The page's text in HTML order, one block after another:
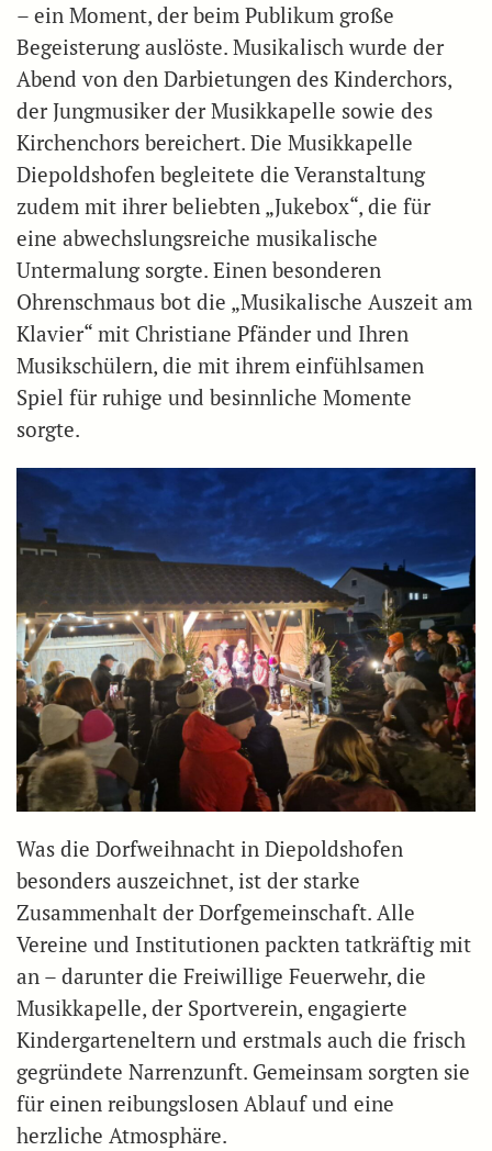
– ein Moment, der beim Publikum große
Begeisterung auslöste. Musikalisch wurde der
Abend von den Darbietungen des Kinderchors,
der Jungmusiker der Musikkapelle sowie des
Kirchenchors bereichert. Die Musikkapelle
Diepoldshofen begleitete die Veranstaltung
zudem mit ihrer beliebten „Jukebox“, die für
eine abwechslungsreiche musikalische
Untermalung sorgte. Einen besonderen
Ohrenschmaus bot die „Musikalische Auszeit am
Klavier“ mit Christiane Pfänder und Ihren
Musikschülern, die mit ihrem einfühlsamen
Spiel für ruhige und besinnliche Momente
sorgte.
Was die Dorfweihnacht in Diepoldshofen
besonders auszeichnet, ist der starke
Zusammenhalt der Dorfgemeinschaft. Alle
Vereine und Institutionen packten tatkräftig mit
an – darunter die Freiwillige Feuerwehr, die
Musikkapelle, der Sportverein, engagierte
Kindergarteneltern und erstmals auch die frisch
gegründete Narrenzunft. Gemeinsam sorgten sie
für einen reibungslosen Ablauf und eine
herzliche Atmosphäre.